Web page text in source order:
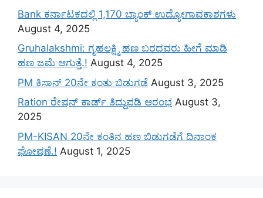
Bank ಕರ್ನಾಟಕದಲ್ಲಿ 1,170 ಬ್ಯಾಂಕ್ ಉದ್ಯೋಗಾವಕಾಶಗಳು
August 4, 2025
Gruhalakshmi: ಗೃಹಲಕ್ಷ್ಮಿ ಹಣ ಬರದವರು ಹೀಗೆ ಮಾಡಿ
ಹಣ ಜಮೆ‌ ಆಗುತ್ತೆ.! August 4, 2025
PM ಕಿಸಾನ್ 20ನೇ ಕಂತು ಬಿಡುಗಡೆ August 3, 2025
Ration ರೇಷನ್ ಕಾರ್ಡ್ ತಿದ್ದುಪಡಿ ಆರಂಭ August 3,
2025
PM-KISAN 20ನೇ ಕಂತಿನ ಹಣ ಬಿಡುಗಡೆಗೆ ದಿನಾಂಕ
ಘೋಷಣೆ.! August 1, 2025